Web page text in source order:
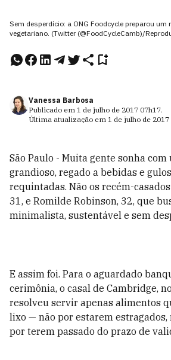
Sem desperdício: a ONG Foodcycle preparou um
vegetariano. (Twitter (@FoodCycleCamb)/
Vanessa Barbosa
Publicado em 1 de julho de 2017 07h17.
Última atualização em 1 de julho de 2017
São Paulo - Muita gente sonha
grandioso, regado a bebidas e
requintadas. Não os recém-
31, e Romilde Robinson, 32, que
minimalista, sustentável e sem
E assim foi. Para o aguardado
cerimônia, o casal de Cambridge,
resolveu servir apenas alimentos
lixo — não por estarem estragados,
por terem passado do prazo de